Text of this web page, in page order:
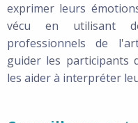
exprimer leurs
vécu en utilisant
professionnels de
guider les participants
les aider à interpréter